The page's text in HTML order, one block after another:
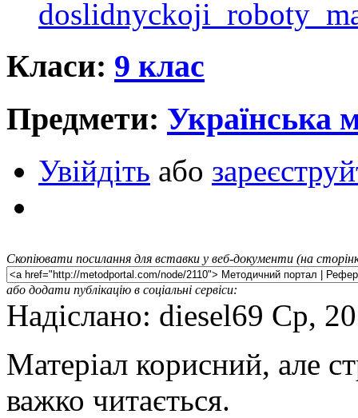
Класи: 9 клас
Предмети: Українська
Увійдіть або
Скопіювати посилання для вставки у веб-документи (на
або додати публікацію в соціальні сервіси:
Надіслано: diesel69 Ср,
Матеріал корисний, але
важко читається.